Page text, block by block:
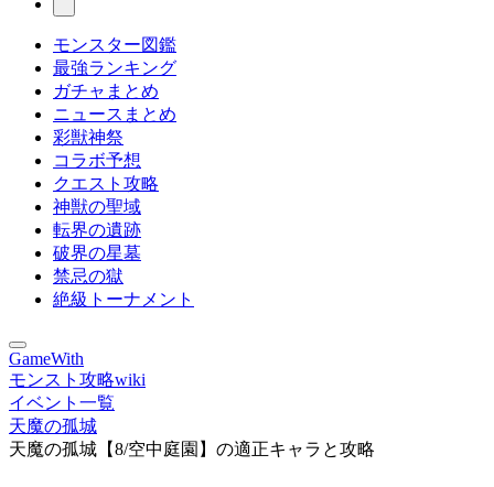
モンスター図鑑
最強ランキング
ガチャまとめ
ニュースまとめ
彩獣神祭
コラボ予想
クエスト攻略
神獣の聖域
転界の遺跡
破界の星墓
禁忌の獄
絶級トーナメント
GameWith
モンスト攻略wiki
イベント一覧
天魔の孤城
天魔の孤城【8/空中庭園】の適正キャラと攻略